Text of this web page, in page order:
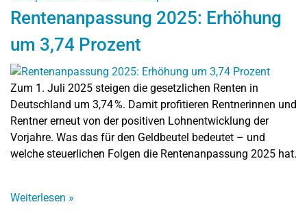
Rentenanpassung 2025: Erhöhung
um 3,74 Prozent
Zum 1. Juli 2025 steigen die gesetzlichen Renten in
Deutschland um 3,74 %. Damit profitieren Rentnerinnen und
Rentner erneut von der positiven Lohnentwicklung der
Vorjahre. Was das für den Geldbeutel bedeutet – und
welche steuerlichen Folgen die Rentenanpassung 2025 hat.
Weiterlesen »